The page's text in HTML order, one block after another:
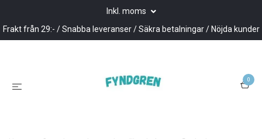
Inkl. moms
Frakt från 29:- / Snabba leveranser / Säkra betalningar / Nöjda kunder
0